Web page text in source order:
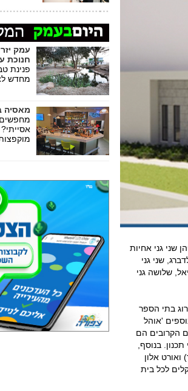
וביניהן שני גני אחיות
שני גני
שלושה גני
בתי הספר
'אוהל
הקרובים הם
בנוסף,
אלון
לכל בית
עמק
חנוכת
פנינת
מחדש
מאסיה